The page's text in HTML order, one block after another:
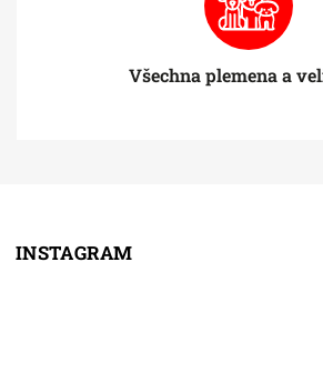
Všechna plemena a
INSTAGRAM